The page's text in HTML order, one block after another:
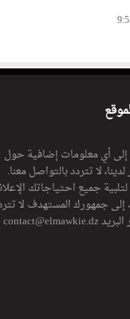
أي معلومات إضافية حول
لا تتردد بالتواصل معنا.
جميع احتياجاتك
جمهورك المستهدف لا
contact@elmawkie.dz